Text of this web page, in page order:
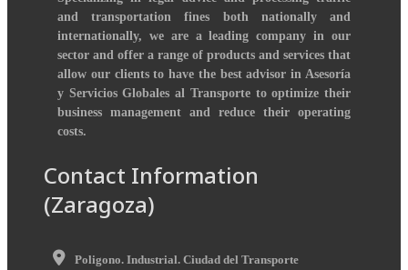
and transportation fines both nationally and
internationally, we are a leading company in our
sector and offer a range of products and services that
allow our clients to have the best advisor in Asesoría
y Servicios Globales al Transporte to optimize their
business management and reduce their operating
costs.
Contact Information
(Zaragoza)
Poligono. Industrial. Ciudad del Transporte